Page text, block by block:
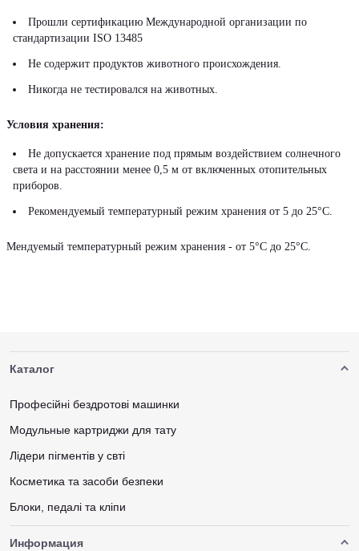
Прошли сертификацию Международной организации по
стандартизации ISO 13485
Не содержит продуктов животного происхождения.
Никогда не тестировался на животных.
Условия хранения:
Не допускается хранение под прямым воздействием солнечного
света и на расстоянии менее 0,5 м от включенных отопительных
приборов.
Рекомендуемый температурный режим хранения от 5 до 25°С.
Мендуемый температурный режим хранения - от 5°С до 25°С.
Каталог
Професійні бездротові машинки
Модульные картриджи для тату
Лідери пігментів у свті
Косметика та засоби безпеки
Блоки, педалі та кліпи
Информация